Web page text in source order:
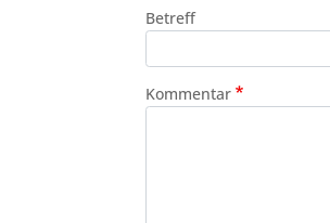
Betreff
Kommentar